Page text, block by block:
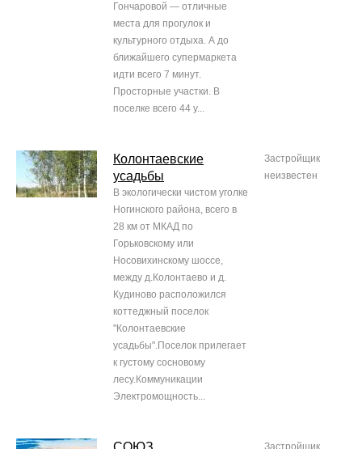
Гончаровой — отличные
места для прогулок и
культурного отдыха. А до
ближайшего супермаркета
идти всего 7 минут.
Просторные участки. В
поселке всего 44 у...
Колонтаевские
усадьбы
В экологически чистом уголке
Ногинского района, всего в
28 км от МКАД по
Горьковскому или
Носовихинскому шоссе,
между д.Колонтаево и д.
Кудиново расположился
коттеджный поселок
"Колонтаевские
усадьбы".Поселок прилегает
к густому сосновому
лесу.Коммуникации
Электромощность...
Застройщик
неизвестен
Застройщик